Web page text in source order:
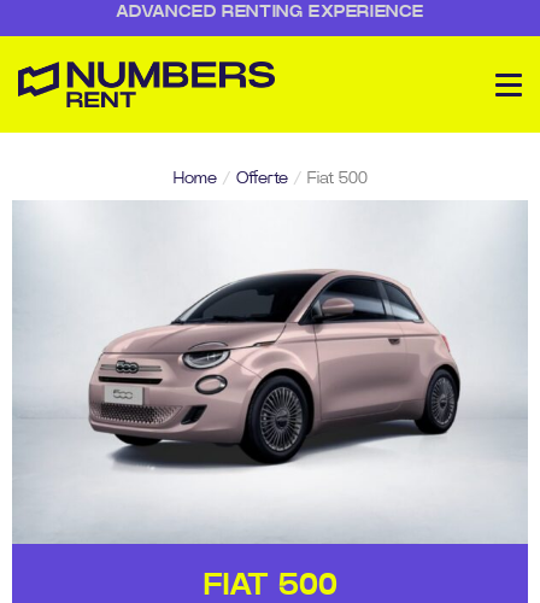
ADVANCED RENTING EXPERIENCE
Home/ Offerte/ Fiat 500
FIAT 500